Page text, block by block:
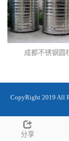
成都不锈钢圆
分享
CopyRight 2019 All